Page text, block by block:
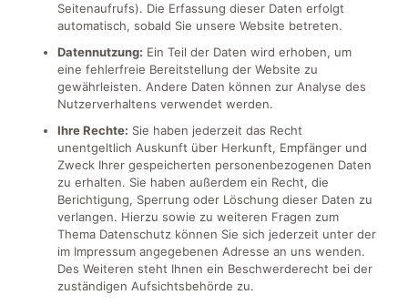
Seitenaufrufs). Die Erfassung dieser Daten erfolgt
automatisch, sobald Sie unsere Website betreten.
Datennutzung: Ein Teil der Daten wird erhoben, um
eine fehlerfreie Bereitstellung der Website zu
gewährleisten. Andere Daten können zur Analyse des
Nutzerverhaltens verwendet werden.
Ihre Rechte: Sie haben jederzeit das Recht
unentgeltlich Auskunft über Herkunft, Empfänger und
Zweck Ihrer gespeicherten personenbezogenen Daten
zu erhalten. Sie haben außerdem ein Recht, die
Berichtigung, Sperrung oder Löschung dieser Daten zu
verlangen. Hierzu sowie zu weiteren Fragen zum
Thema Datenschutz können Sie sich jederzeit unter der
im Impressum angegebenen Adresse an uns wenden.
Des Weiteren steht Ihnen ein Beschwerderecht bei der
zuständigen Aufsichtsbehörde zu.